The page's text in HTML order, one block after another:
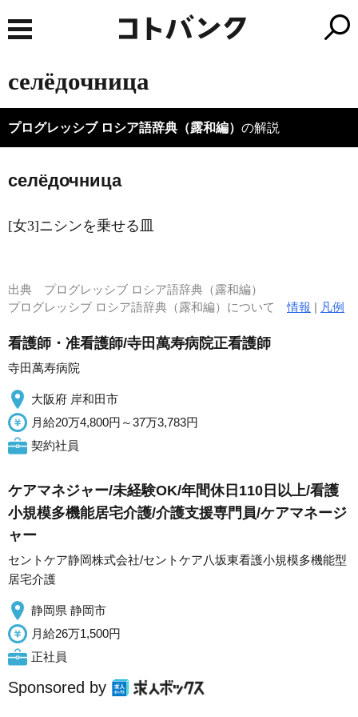
селёдочница
プログレッシブ ロシア語辞典（露和編） の解説
селёдочница
[女3]ニシンを乗せる皿
出典 プログレッシブ ロシア語辞典（露和編）
プログレッシブ ロシア語辞典（露和編）について情報 | 凡例
看護師・准看護師/寺田萬寿病院正看護師
寺田萬寿病院
大阪府 岸和田市
月給20万4,800円～37万3,783円
契約社員
ケアマネジャー/未経験OK/年間休日110日以上/看護
小規模多機能居宅介護/介護支援専門員/ケアマネージ
ャー
セントケア静岡株式会社/セントケア八坂東看護小規模多機能型
居宅介護
静岡県 静岡市
月給26万1,500円
正社員
Sponsored by